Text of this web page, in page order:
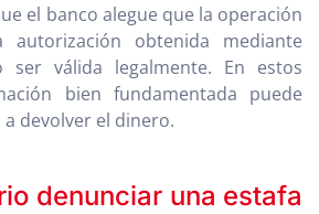
el banco alegue que la operación
autorización obtenida mediante
ser válida legalmente. En estos
bien fundamentada puede
devolver el dinero.
denunciar una estafa